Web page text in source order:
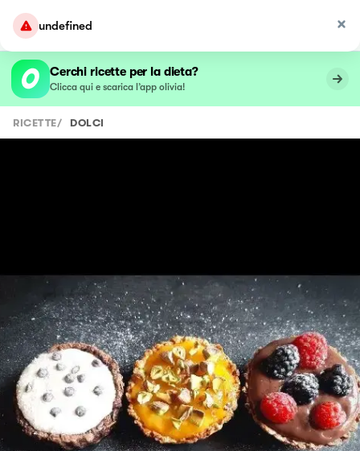
undefined
Cerchi ricette per la dieta?
Clicca qui e scarica l’app olivia!
RICETTE/ DOLCI